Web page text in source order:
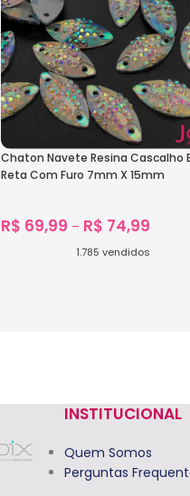
Chaton Navete Resina Cascalho
Reta Com Furo 7mm X 15mm
R$ 69,99 – R$ 74,99
1.785 vendidos
INSTITUCIONAL
Quem Somos
Perguntas